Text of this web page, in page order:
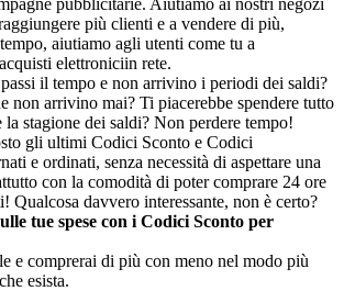
più clienti e a vendere di più,
aiutiamo agli utenti come tu a
elettroniciin rete.
il tempo e non arrivino i periodi dei saldi?
non arrivino mai? Ti piacerebbe spendere tutto
la stagione dei saldi? Non perdere tempo!
gli ultimi Codici Sconto e Codici
e ordinati, senza necessità di aspettare una
con la comodità di poter comprare 24 ore
Qualcosa davvero interessante, non è certo?
tue spese con i Codici Sconto per
e comprerai di più con meno nel modo più
esista.